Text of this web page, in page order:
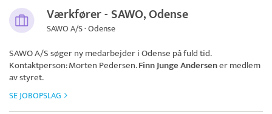
Værkfører - SAWO, Odense
SAWO A/S · Odense
SAWO A/Ssøger ny medarbejder i Odense på fuld tid.
Kontaktperson: Morten Pedersen.Finn Junge Andersener medlem
av styret.
SE JOBOPSLAG